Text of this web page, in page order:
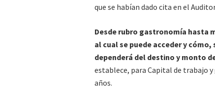
que se habían dado cita en el
Desde rubro gastronomía hasta
al cual se puede acceder y
dependerá del destino y monto
establece, para Capital de trabajo
años.